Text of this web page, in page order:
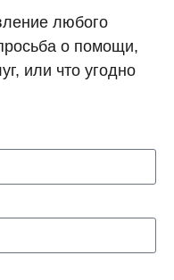
любого
о помощи,
или что угодно